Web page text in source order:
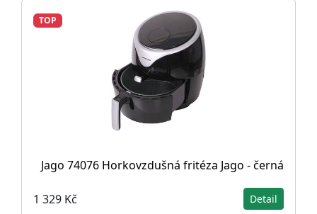
TOP
Jago 74076 Horkovzdušná fritéza Jago - černá
1 329 Kč Detail